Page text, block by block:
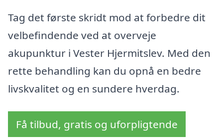
Tag det første skridt mod at forbedre dit
velbefindende ved at overveje
akupunktur i Vester Hjermitslev. Med den
rette behandling kan du opnå en bedre
livskvalitet og en sundere hverdag.
Få tilbud, gratis og uforpligtende